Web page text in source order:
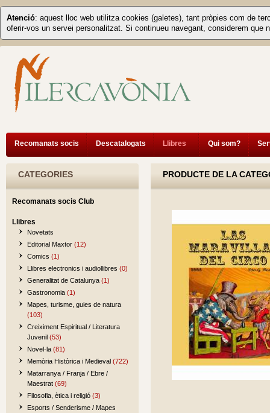
Atenció: aquest lloc web utilitza cookies (galetes), tant pròpies com de
oferir-vos un servei personalitzat. Si continueu navegant, considerem que
Recomanats socis Descatalogats Llibres Qui som?
CATEGORIES
Recomanats socis Club
Llibres
Novetats
Editorial Maxtor (12)
Comics (1)
Llibres electronics i audiollibres (0)
Generalitat de Catalunya (1)
Gastronomia (1)
Mapes, turisme, guies de natura
(103)
Creiximent Espiritual / Literatura
Juvenil (53)
Novel·la (81)
Memòria Històrica i Medieval (722)
Matarranya / Franja / Ebre /
Maestrat (69)
Filosofia, ètica i religió (3)
Esports / Senderisme / Mapes
PRODUCTE DE LA